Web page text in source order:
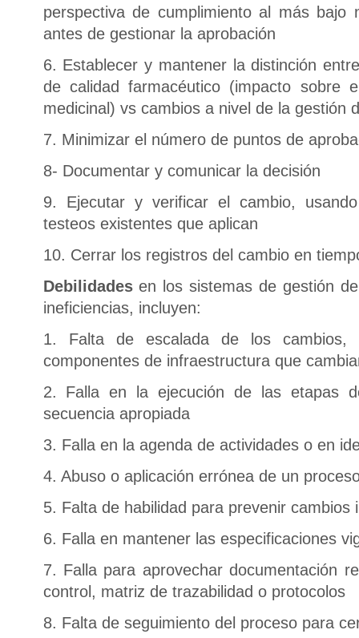
perspectiva de cumplimiento al más bajo
antes de gestionar la aprobación
6. Establecer y mantener la distinción
de calidad farmacéutico (impacto sobre
medicinal) vs cambios a nivel de la gestión
7. Minimizar el número de puntos de
8- Documentar y comunicar la decisión
9. Ejecutar y verificar el cambio,
testeos existentes que aplican
10. Cerrar los registros del cambio en
Debilidadesen los sistemas de gestión
ineficiencias, incluyen:
1. Falta de escalada de los
componentes de infraestructura que
2. Falla en la ejecución de las etapas
secuencia apropiada
3. Falla en la agenda de actividades o en
4. Abuso o aplicación errónea de un
5. Falta de habilidad para prevenir cambios
6. Falla en mantener las especificaciones
7. Falla para aprovechar documentación
control, matriz de trazabilidad o protocolos
8. Falta de seguimiento del proceso para